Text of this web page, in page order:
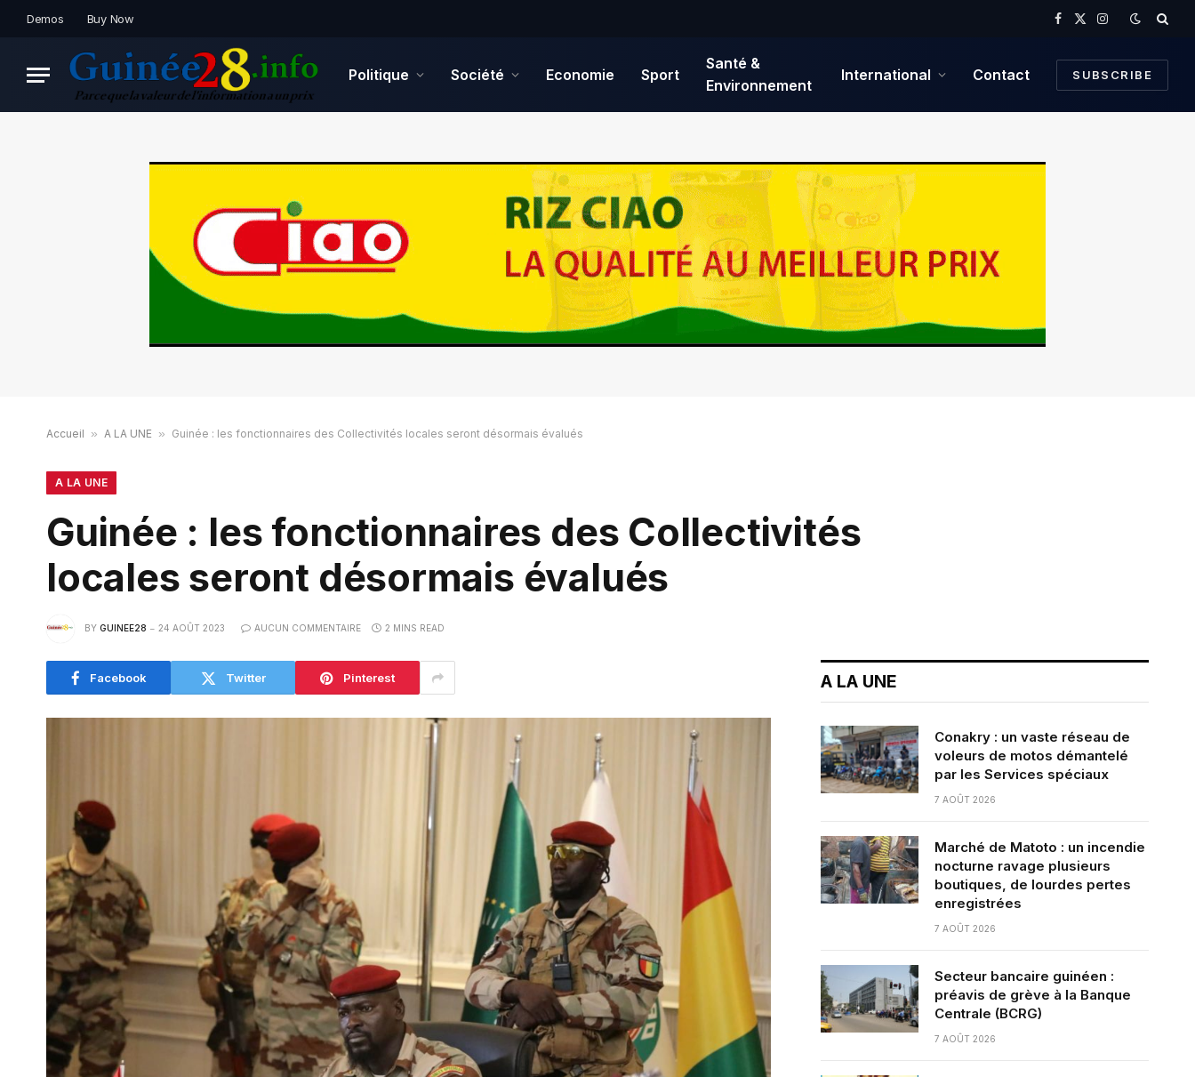
Demos Buy Now
Facebook
X
Instagram
Politique Société Economie Sport
Santé &
Environnement
International Contact SUBSCRIBE
Accueil » A LA UNE » Guinée : les fonctionnaires des Collectivités locales seront désormais évalués
A LA UNE
Guinée : les fonctionnaires des Collectivités
locales seront désormais évalués
BY GUINEE28 24 AOÛT 2023 AUCUN COMMENTAIRE 2 MINS READ
Facebook Twitter Pinterest A LA UNE
Conakry : un vaste réseau de
voleurs de motos démantelé
par les Services spéciaux
7 AOÛT 2026
Marché de Matoto : un incendie
nocturne ravage plusieurs
boutiques, de lourdes pertes
enregistrées
7 AOÛT 2026
Secteur bancaire guinéen :
préavis de grève à la Banque
Centrale (BCRG)
7 AOÛT 2026